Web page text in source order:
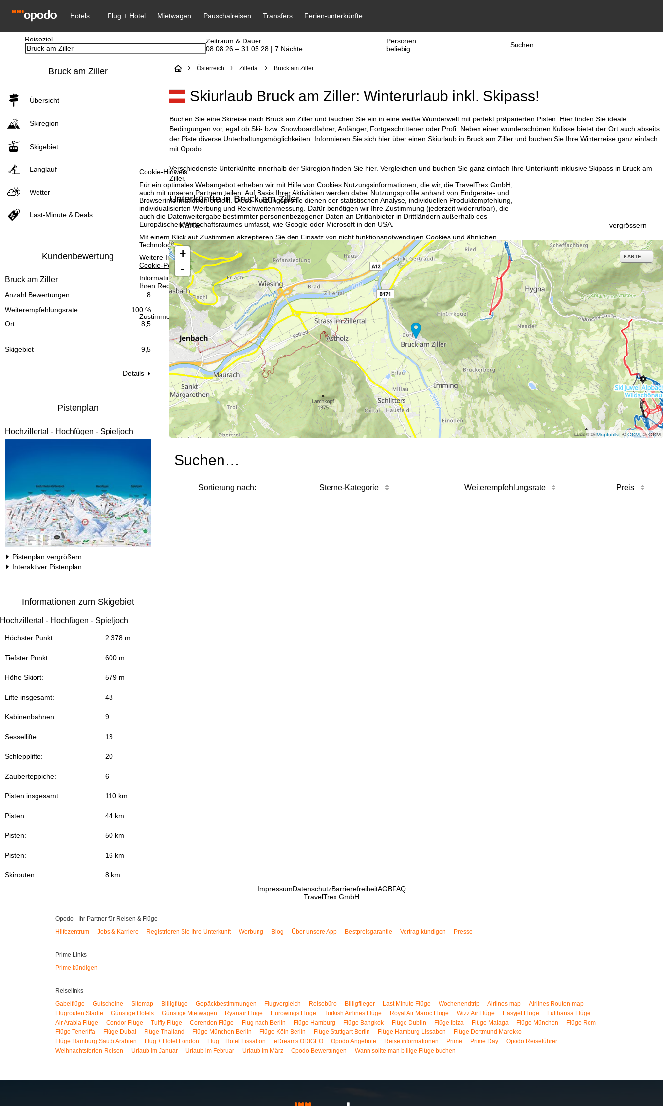
Cookie-Hinweis
Für ein optimales Webangebot erheben wir mit Hilfe von Cookies Nutzungsinformationen, die wir, die TravelTrex GmbH,
auch mit unseren Partnern teilen. Auf Basis Ihrer Aktivitäten werden dabei Nutzungsprofile anhand von Endgeräte- und
Browserinformationen erstellt. Diese Nutzungsprofile dienen der statistischen Analyse, individuellen Produktempfehlung,
individualisierten Werbung und Reichweitenmessung. Dafür benötigen wir Ihre Zustimmung (jederzeit widerrufbar), die
auch die Datenweitergabe bestimmter personenbezogener Daten an Drittanbieter in Drittländern außerhalb des
Europäischen Wirtschaftsraumes umfasst, wie Google oder Microsoft in den USA.
Mit einem Klick auf Zustimmen akzeptieren Sie den Einsatz von nicht funktionsnotwendigen Cookies und ähnlichen
Technologien. Wenn SieAblehnen
klicken, verwenden wir nur technisch und zur Vertragserfüllung notwendige Dienste.
Weitere Informationen zur Cookienutzung und die Möglichkeit zur Änderung Ihrer Einstellungen finden Sie in unserer
Cookie-Policy
Informationen zum Verantwortlichen finden Sie in unseremImpressum. Informationen zu den Verarbeitungszwecken und
Ihren Rechten finden Sie in unsererDatenschutzerklärung.
Zustimmen
Reiseziel
Zeitraum & Dauer
08.08.26 – 31.05.28 | 7 Nächte
Personen
beliebig
Suchen
Bruck am Ziller
Übersicht
Skiregion
Skigebiet
Langlauf
Wetter
Last-Minute & Deals
Kundenbewertung
Bruck am Ziller
8
Anzahl Bewertungen:
100 %
Weiterempfehlungsrate:
Ort
8,5
Skigebiet 9,5
Details
Pistenplan
Hochzillertal - Hochfügen - Spieljoch
Pistenplan vergrößern
Interaktiver Pistenplan
Informationen zum Skigebiet
Hochzillertal - Hochfügen - Spieljoch
Höchster Punkt: 2.378 m
Tiefster Punkt: 600 m
Höhe Skiort: 579 m
Lifte insgesamt: 48
Kabinenbahnen: 9
Sessellifte: 13
Schlepplifte: 20
Zauberteppiche: 6
Pisten insgesamt: 110 km
Pisten: 44 km
Pisten: 50 km
Pisten: 16 km
Skirouten: 8 km
S
t
r
t
s
e
i
t
e
Österreich Zillertal Bruck am Ziller
Skiurlaub Bruck am Ziller: Winterurlaub inkl. Skipass!
Buchen Sie eine Skireise nach Bruck am Ziller und tauchen Sie ein in eine weiße Wunderwelt mit perfekt präparierten Pisten. Hier finden Sie ideale
Bedingungen vor, egal ob Ski- bzw. Snowboardfahrer, Anfänger, Fortgeschrittener oder Profi. Neben einer wunderschönen Kulisse bietet der Ort auch abseits
der Piste diverse Unterhaltungsmöglichkeiten. Informieren Sie sich hier über einen Skiurlaub in Bruck am Ziller und buchen Sie Ihre Winterreise ganz einfach
mit Opodo.
Verschiedenste Unterkünfte innerhalb der Skiregion finden Sie hier. Vergleichen und buchen Sie ganz einfach Ihre Unterkunft inklusive Skipass in Bruck am
Ziller.
Unterkünfte in Bruck am Ziller
Karte vergrössern
+
-
KARTE
©Maptoolkit©OSM, © OSM
Suchen…
Sortierung nach: Sterne-Kategorie Weiterempfehlungsrate Preis
ImpressumDatenschutzBarrierefreiheitAGBFAQ
TravelTrex GmbH